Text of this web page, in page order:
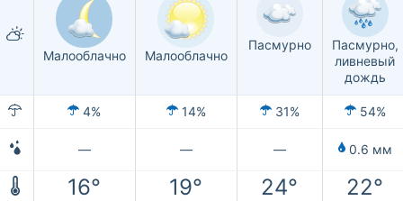
Малооблачно Малооблачно
Пасмурно
Пасмурно,
ливневый
дождь
4% 14% 31% 54%
— — — 0.6 мм
16° 19° 24° 22°